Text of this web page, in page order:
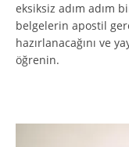
eksiksiz adım adım
belgelerin apostil
hazırlanacağını ve
öğrenin.